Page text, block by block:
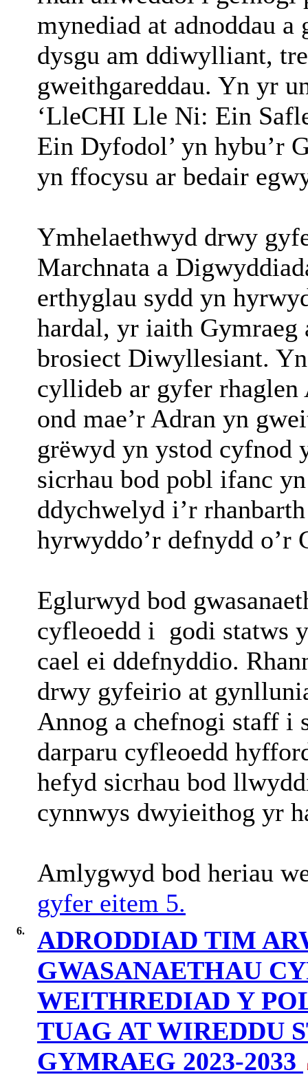
mynediad at adnoddau
dysgu am ddiwylliant,
gweithgareddau. Yn yr
‘LleCHI Lle Ni: Ein
Ein Dyfodol’ yn hybu’r
yn ffocysu ar bedair
Ymhelaethwyd drwy
Marchnata a
erthyglau sydd yn
hardal, yr iaith
brosiect Diwyllesiant.
cyllideb ar gyfer rhaglen
ond mae’r Adran yn
grëwyd yn ystod cyfnod
sicrhau bod pobl ifanc
ddychwelyd i’r
hyrwyddo’r defnydd o’r
Eglurwyd bod
cyfleoedd i godi statws
cael ei ddefnyddio.
drwy gyfeirio at
Annog a chefnogi staff i
darparu cyfleoedd
hefyd sicrhau bod
cynnwys dwyieithog yr
Amlygwyd bod heriau
gyfer eitem 5.
6.
ADRODDIAD TIM
GWASANAETHAU
WEITHREDIAD Y
TUAG AT WIREDDU
GYMRAEG 2023-2033